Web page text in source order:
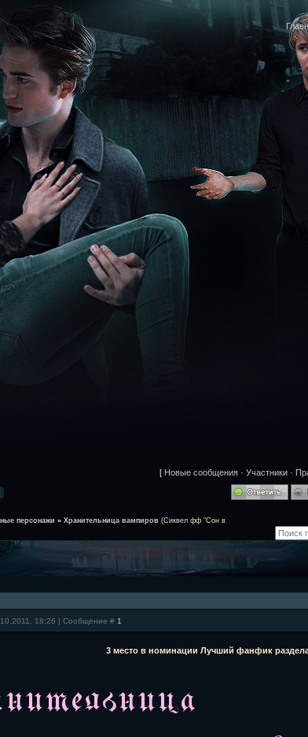
[ Новые сообщения · Участники ·
персонажи » Хранительница вампиров (Сиквел фф "Сон в
18:26 | Сообщение # 1
3 место в номинации Лучший фанфик